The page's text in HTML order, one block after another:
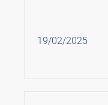
19/02/2025